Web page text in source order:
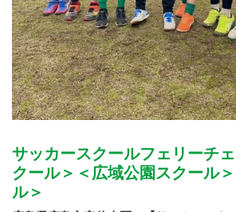
サッカースクールフェリーチ
クール＞＜広域公園スクール
ル＞